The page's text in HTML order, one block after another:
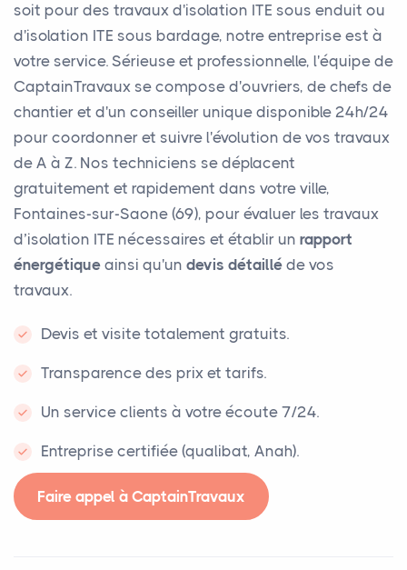
soit pour des travaux d'isolation ITE sous enduit ou
d'isolation ITE sous bardage, notre entreprise est à
votre service. Sérieuse et professionnelle, l'équipe de
CaptainTravaux se compose d'ouvriers, de chefs de
chantier et d'un conseiller unique disponible 24h/24
pour coordonner et suivre l'évolution de vos travaux
de A à Z. Nos techniciens se déplacent
gratuitement et rapidement dans votre ville,
Fontaines-sur-Saone (69), pour évaluer les travaux
d’isolation ITE nécessaires et établir un rapport
énergétique ainsi qu'un devis détaillé de vos
travaux.
Devis et visite totalement gratuits.
Transparence des prix et tarifs.
Un service clients à votre écoute 7/24.
Entreprise certifiée (qualibat, Anah).
Faire appel à CaptainTravaux